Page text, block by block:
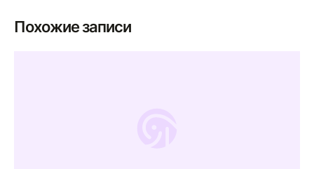
Похожие записи